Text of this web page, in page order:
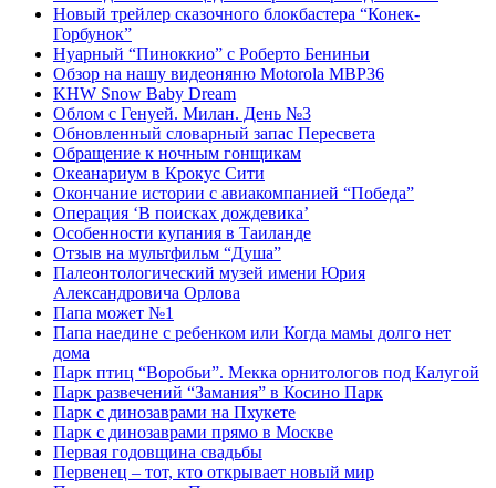
Новый трейлер сказочного блокбастера “Конек-
Горбунок”
Нуарный “Пиноккио” с Роберто Бениньи
Обзор на нашу видеоняню Motorola MBP36
KHW Snow Baby Dream
Облом с Генуей. Милан. День №3
Обновленный словарный запас Пересвета
Обращение к ночным гонщикам
Океанариум в Крокус Сити
Окончание истории с авиакомпанией “Победа”
Операция ‘В поисках дождевика’
Особенности купания в Таиланде
Отзыв на мультфильм “Душа”
Палеонтологический музей имени Юрия
Александровича Орлова
Папа может №1
Папа наедине с ребенком или Когда мамы долго нет
дома
Парк птиц “Воробьи”. Мекка орнитологов под Калугой
Парк развечений “Замания” в Косино Парк
Парк с динозаврами на Пхукете
Парк с динозаврами прямо в Москве
Первая годовщина свадьбы
Первенец – тот, кто открывает новый мир